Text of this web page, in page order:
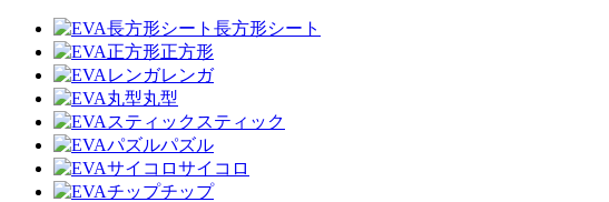
長方形シート
正方形
レンガ
丸型
スティック
パズル
サイコロ
チップ